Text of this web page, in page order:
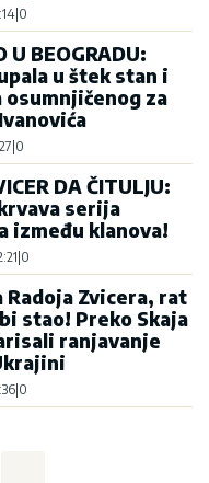
|0
U BEOGRADU:
u štek stan i
osumnjičenog za
|0
DA ČITULJU:
serija
između klanova!
0
Radoja Zvicera, rat
stao! Preko Skaja
ranjavanje
0